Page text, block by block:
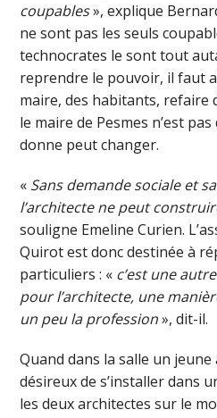
coupables», explique
ne sont pas les seuls
technocrates le sont tout
reprendre le pouvoir, il faut
maire, des habitants, refaire
le maire de Pesmes n’est
donne peut changer.
« Sans demande sociale et
l’architecte ne peut
souligne Emeline Curien.
Quirot est donc destinée à
particuliers : « c’est une
pour l’architecte, une
un peu la profession», dit-il.
Quand dans la salle un
désireux de s’installer dans
les deux architectes sur le